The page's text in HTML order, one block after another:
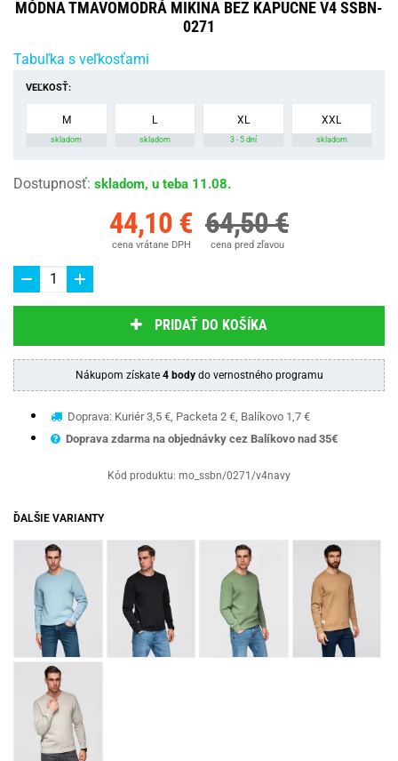
MÓDNA TMAVOMODRÁ MIKINA BEZ KAPUCNE V4 SSBN-
0271
Tabuľka s veľkosťami
VEĽKOSŤ:
M
skladom
L
skladom
XL
3 - 5 dní
XXL
skladom
Dostupnosť: skladom, u teba 11.08.
44,10 €
cena vrátane DPH
64,50 €
cena pred zľavou
PRIDAŤ DO KOŠÍKA
Nákupom získate 4 bodydo vernostného programu
Doprava: Kuriér 3,5 €, Packeta 2 €, Balíkovo 1,7 €
Doprava zdarma na objednávky cez Balíkovo nad 35€
Kód produktu: mo_ssbn/0271/v4navy
ĎALŠIE VARIANTY